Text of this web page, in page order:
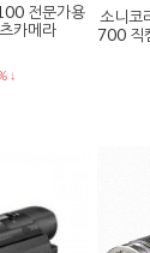
전문가용
카메라
↓
소니코
700 직